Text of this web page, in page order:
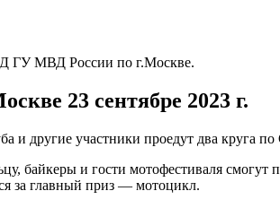
ГУ МВД России по г.Москве.
23 сентябре 2023 г.
и другие участники проедут два круга по
байкеры и гости мотофестиваля
за главный приз — мотоцикл.